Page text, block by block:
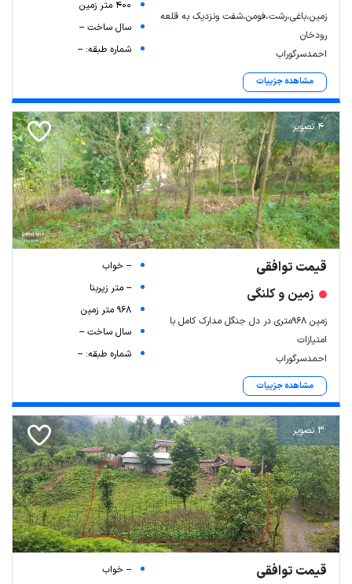
زمین،باغی،رشت،فومن،شفت ونزدیک به قلعه
رودخان
احمدسرگوراب
مشاهده جزییات
400 متر زمین
سال ساخت --
شماره طبقه: --
4 تصویر
قیمت توافقی
زمین و کلنگی
زمین ۹۶۸متری در دل جنگل مدارک کامل با
امتیازات
احمدسرگوراب
مشاهده جزییات
-- خواب
-- متر زیربنا
968 متر زمین
سال ساخت --
شماره طبقه: --
3 تصویر
قیمت توافقی
-- خواب